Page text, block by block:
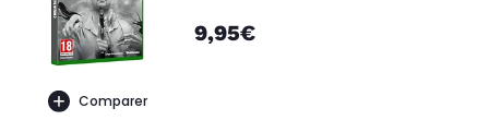
Comparer
9,95€